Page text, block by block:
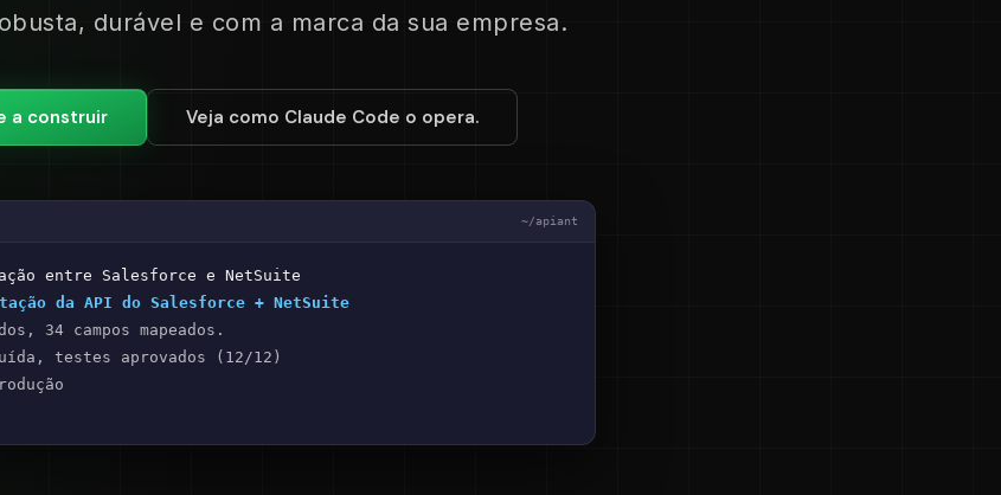
durável e com a marca da sua empresa.
a construir Veja como Claude Code o opera.
~/apiant
entre Salesforce e NetSuite
da API do Salesforce + NetSuite
34 campos mapeados.
testes aprovados (12/12)